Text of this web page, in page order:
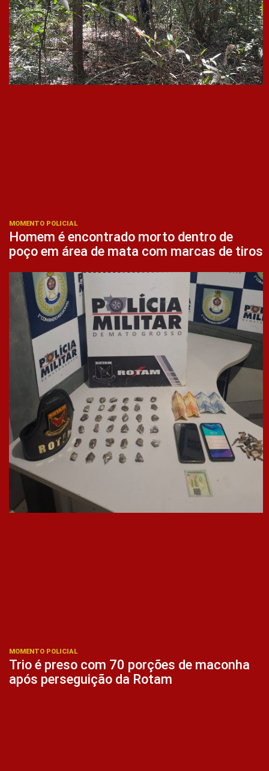
MOMENTO POLICIAL
Homem é encontrado morto dentro de
poço em área de mata com marcas de tiros
MOMENTO POLICIAL
Trio é preso com 70 porções de maconha
após perseguição da Rotam